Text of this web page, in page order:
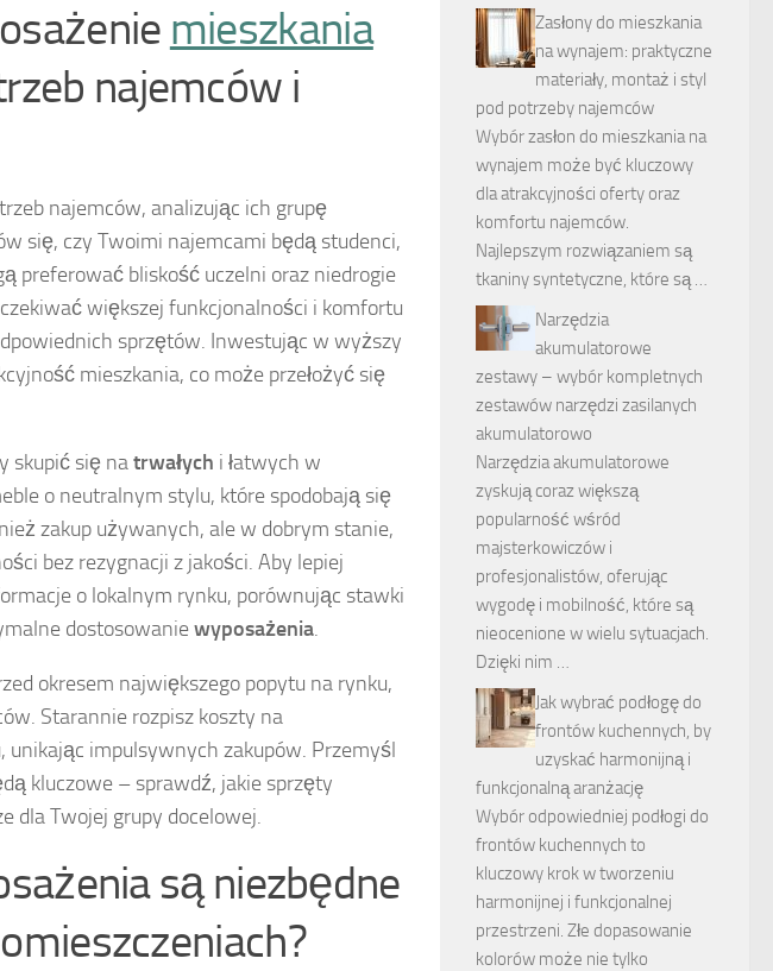
mieszkania
najemców i
najemców, analizując ich grupę
się, czy Twoimi najemcami będą studenci,
preferować bliskość uczelni oraz niedrogie
większej funkcjonalności i komfortu
sprzętów. Inwestując w wyższy
mieszkania, co może przełożyć się
skupić się natrwałych i łatwych w
o neutralnym stylu, które spodobają się
zakup używanych, ale w dobrym stanie,
bez rezygnacji z jakości. Aby lepiej
o lokalnym rynku, porównując stawki
dostosowaniewyposażenia.
okresem największego popytu na rynku,
Starannie rozpisz koszty na
unikając impulsywnych zakupów. Przemyśl
kluczowe – sprawdź, jakie sprzęty
dla Twojej grupy docelowej.
są niezbędne
Zasłony do mieszkania
na wynajem: praktyczne
materiały, montaż i styl
pod potrzeby najemców
Wybór zasłon do mieszkania na
wynajem może być kluczowy
dla atrakcyjności oferty oraz
komfortu najemców.
Najlepszym rozwiązaniem są
tkaniny syntetyczne, które są …
Narzędzia
akumulatorowe
zestawy – wybór kompletnych
zestawów narzędzi zasilanych
akumulatorowo
Narzędzia akumulatorowe
zyskują coraz większą
popularność wśród
majsterkowiczów i
profesjonalistów, oferując
wygodę i mobilność, które są
nieocenione w wielu sytuacjach.
Dzięki nim …
Jak wybrać podłogę do
frontów kuchennych, by
uzyskać harmonijną i
funkcjonalną aranżację
Wybór odpowiedniej podłogi do
frontów kuchennych to
kluczowy krok w tworzeniu
harmonijnej i funkcjonalnej
przestrzeni. Złe dopasowanie
kolorów może nie tylko